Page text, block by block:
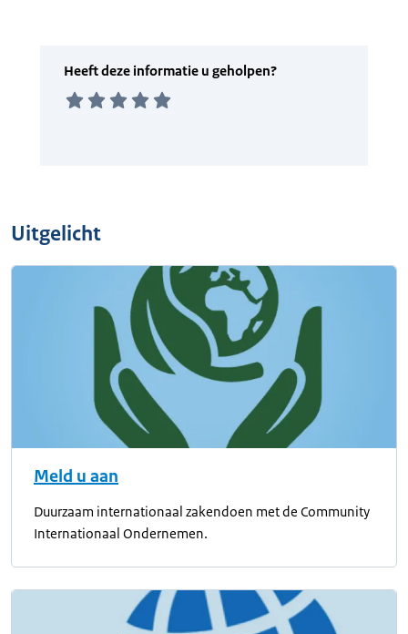
Uitgelicht
Meld u aan
Duurzaam internationaal zakendoen met de Community
Internationaal Ondernemen.